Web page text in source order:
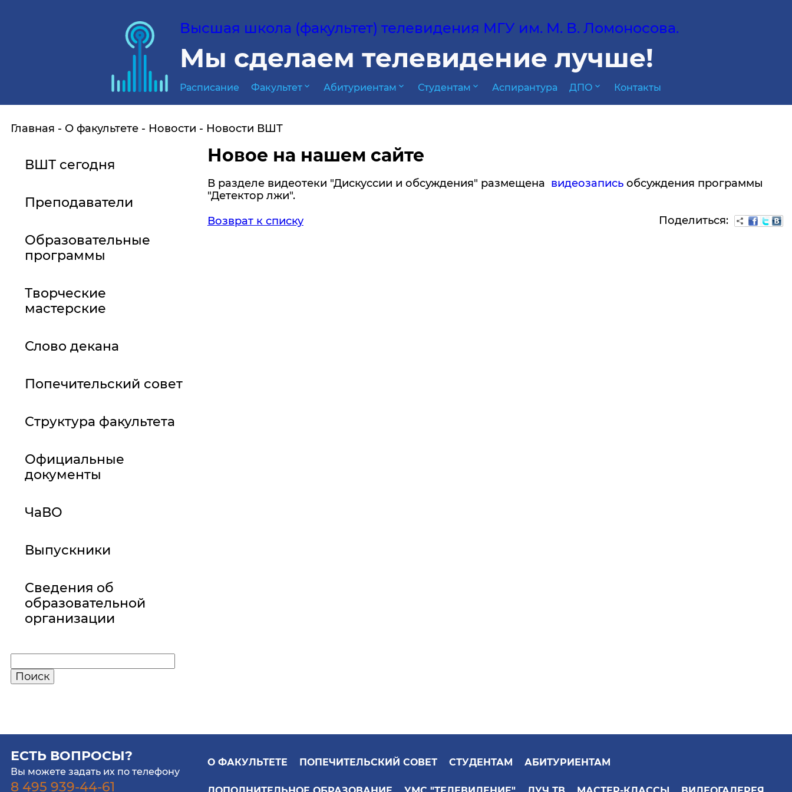
Высшая школа (факультет) телевидения МГУ им. М. В. Ломоносова.
Мы сделаем телевидение лучше!
Расписание Факультет expand_more Абитуриентам expand_more Студентам expand_more Аспирантура ДПО expand_more Контакты
Главная О факультете Новости Новости ВШТ
ВШТ сегодня
Преподаватели
Образовательные
программы
Творческие
мастерские
Слово декана
Попечительский совет
Структура факультета
Официальные
документы
ЧаВО
Выпускники
Сведения об
образовательной
организации
Новое на нашем сайте
В разделе видеотеки "Дискуссии и обсуждения" размещена видеозаписьобсуждения программы
"Детектор лжи".
Возврат к списку
Поделиться:
ЕСТЬ ВОПРОСЫ?
Вы можете задать их по телефону
8 495 939-44-61
О ФАКУЛЬТЕТЕ ПОПЕЧИТЕЛЬСКИЙ СОВЕТ СТУДЕНТАМ АБИТУРИЕНТАМ